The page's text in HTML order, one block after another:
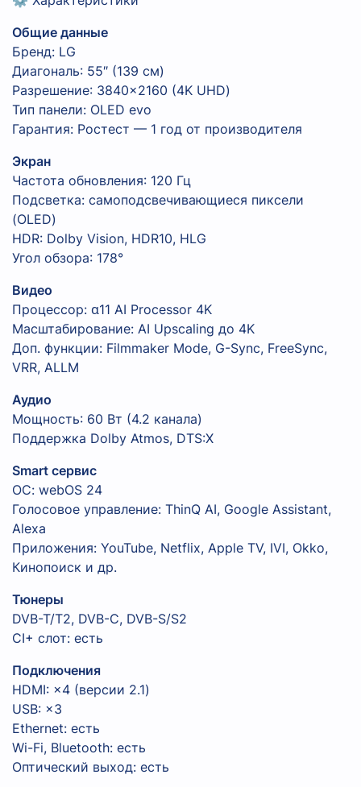
Общие данные
Бренд: LG
Диагональ: 55″ (139 см)
Разрешение: 3840×2160 (4K UHD)
Тип панели: OLED evo
Гарантия: Ростест — 1 год от производителя
Экран
Частота обновления: 120 Гц
Подсветка: самоподсвечивающиеся пиксели
(OLED)
HDR: Dolby Vision, HDR10, HLG
Угол обзора: 178°
Видео
Процессор: α11 AI Processor 4K
Масштабирование: AI Upscaling до 4K
Доп. функции: Filmmaker Mode, G-Sync, FreeSync,
VRR, ALLM
Аудио
Мощность: 60 Вт (4.2 канала)
Поддержка Dolby Atmos, DTS:X
Smart сервис
ОС: webOS 24
Голосовое управление: ThinQ AI, Google Assistant,
Alexa
Приложения: YouTube, Netflix, Apple TV, IVI, Okko,
Кинопоиск и др.
Тюнеры
DVB-T/T2, DVB-C, DVB-S/S2
CI+ слот: есть
Подключения
HDMI: ×4 (версии 2.1)
USB: ×3
Ethernet: есть
Wi-Fi, Bluetooth: есть
Оптический выход: есть